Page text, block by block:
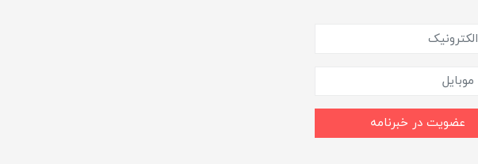
عضویت در خبرنامه